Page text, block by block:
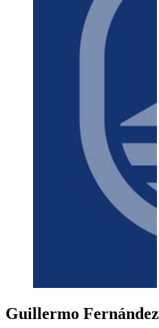
Guillermo Fernández